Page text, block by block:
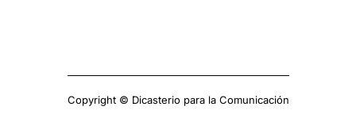
Copyright © Dicasterio para la Comunicación